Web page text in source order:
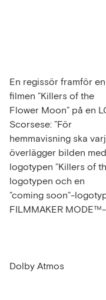
En regissör framför
filmen ”Killers of the
Flower Moon” på en
Scorsese: ”För
hemmavisning ska
överlägger bilden med
logotypen ”Killers of
logotypen och en
”coming soon”-
FILMMAKER
Dolby Atmos